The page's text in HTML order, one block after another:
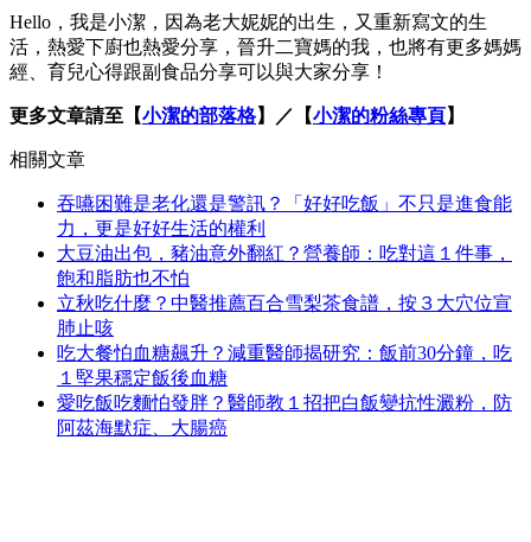
Hello，我是小潔，因為老大妮妮的出生，又重新寫文的生
活，熱愛下廚也熱愛分享，晉升二寶媽的我，也將有更多媽媽
經、育兒心得跟副食品分享可以與大家分享！
更多文章請至【小潔的部落格】／【小潔的粉絲專頁】
相關文章
吞嚥困難是老化還是警訊？「好好吃飯」不只是進食能
力，更是好好生活的權利
大豆油出包，豬油意外翻紅？營養師：吃對這１件事，
飽和脂肪也不怕
立秋吃什麼？中醫推薦百合雪梨茶食譜，按３大穴位宣
肺止咳
吃大餐怕血糖飆升？減重醫師揭研究：飯前30分鐘，吃
１堅果穩定飯後血糖
愛吃飯吃麵怕發胖？醫師教１招把白飯變抗性澱粉，防
阿茲海默症、大腸癌